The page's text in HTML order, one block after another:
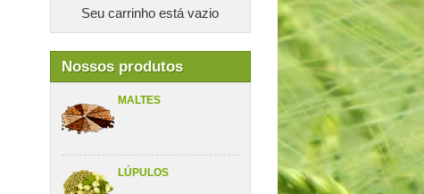
Seu carrinho está vazio
Nossos produtos
MALTES
LÚPULOS